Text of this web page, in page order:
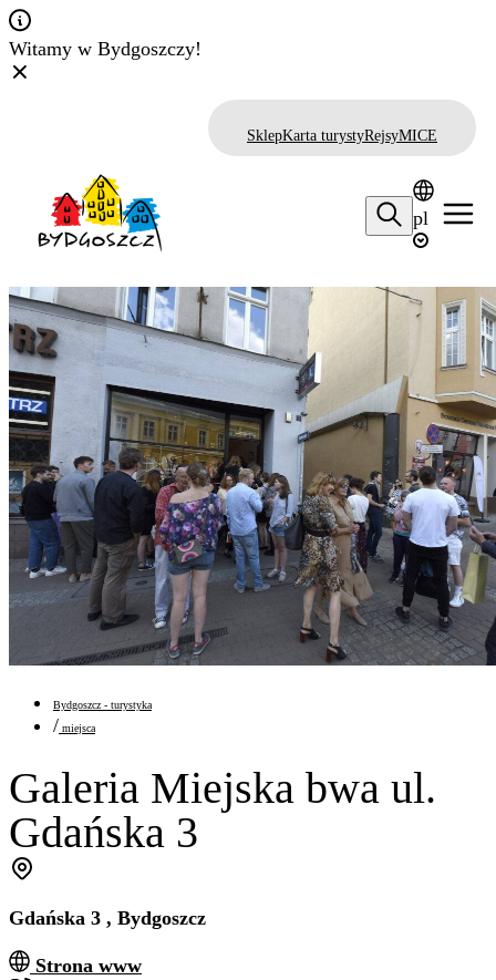
Witamy w Bydgoszczy!
SklepKarta turystyRejsyMICE
pl
Bydgoszcz - turystyka
/ miejsca
Galeria Miejska bwa ul.
Gdańska 3
Gdańska 3 , Bydgoszcz
Strona www